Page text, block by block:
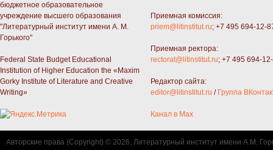
бюджетное образовательное
учреждение высшего образования
"Литературный институт имени А. М.
Горького"
Federal State Budget Educational
Institution of Higher Education the «Maxim
Gorky Institute of Literature and Creative
Writing»
Приемная комиссия:
priem@litinstitut.ru; +7 495 694-12-
Приемная ректора:
rectorat@litinstitut.ru; +7 495 694-
Редактор сайта:
editor@litinstitut.ru / Группа
Канал в Max
Авторские права (Copyright) © 2026, Литературный институт имени А.М.